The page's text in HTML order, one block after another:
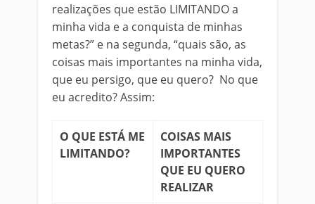
realizações que estão LIMITANDO a
minha vida e a conquista de minhas
metas?” e na segunda, “quais são, as
coisas mais importantes na minha vida,
que eu persigo, que eu quero? No que
eu acredito? Assim:
O QUE ESTÁ ME
LIMITANDO?
COISAS MAIS
IMPORTANTES
QUE EU QUERO
REALIZAR